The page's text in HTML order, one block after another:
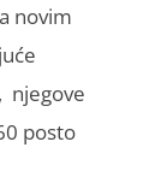
novim
njegove
posto